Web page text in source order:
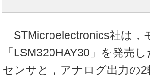
STMicroelectronics社は，
「LSM320HAY30」を発売
センサと，アナログ出力の